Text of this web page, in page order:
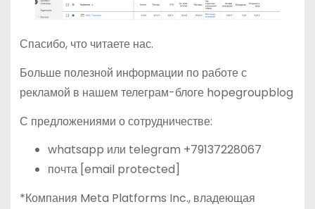
Спасибо, что читаете нас.
Больше полезной информации по работе с
рекламой в нашем телеграм-блоге hopegroupblog
С предложениями о сотрудничестве:
whatsapp или telegram +79137228067
почта [email protected]
*Компания Meta Platforms Inc., владеющая